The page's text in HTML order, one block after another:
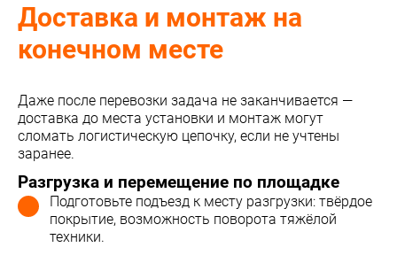
Доставка и монтаж на
конечном месте
Даже после перевозки задача не заканчивается —
доставка до места установки и монтаж могут
сломать логистическую цепочку, если не учтены
заранее.
Разгрузка и перемещение по площадке
Подготовьте подъезд к месту разгрузки: твёрдое
покрытие, возможность поворота тяжёлой
техники.